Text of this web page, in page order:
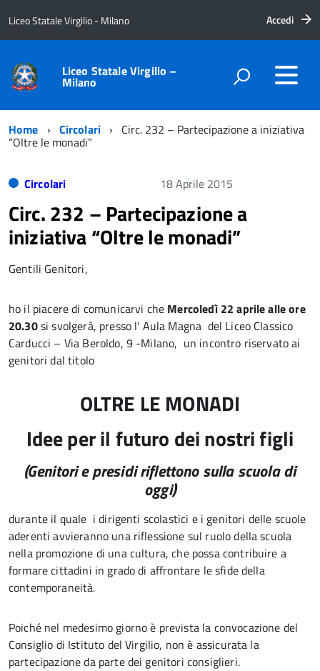
Liceo Statale Virgilio - Milano Accedi
Liceo Statale Virgilio –
Milano
Home Circolari Circ. 232 – Partecipazione a iniziativa
“Oltre le monadi”
Circolari 18 Aprile 2015
Circ. 232 – Partecipazione a
iniziativa “Oltre le monadi”
Gentili Genitori,
ho il piacere di comunicarvi che Mercoledì 22 aprile alle ore
20.30si svolgerà, presso l’ Aula Magna del Liceo Classico
Carducci – Via Beroldo, 9 -Milano, un incontro riservato ai
genitori dal titolo
OLTRE LE MONADI
Idee per il futuro dei nostri figli
(Genitori e presidi riflettono sulla scuola di
oggi)
durante il quale i dirigenti scolastici e i genitori delle scuole
aderenti avvieranno una riflessione sul ruolo della scuola
nella promozione di una cultura, che possa contribuire a
formare cittadini in grado di affrontare le sfide della
contemporaneità.
Poiché nel medesimo giorno è prevista la convocazione del
Consiglio di Istituto del Virgilio, non è assicurata la
partecipazione da parte dei genitori consiglieri.